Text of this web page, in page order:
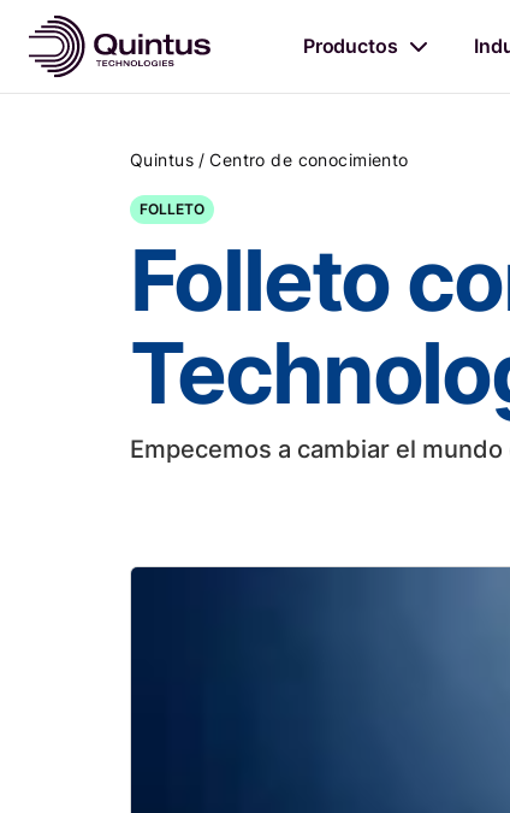
Productos
Quintus / Centro de conocimiento
FOLLETO
Folleto
Empecemos a cambiar el